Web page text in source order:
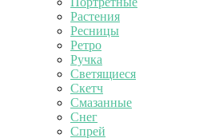
Растения
Ресницы
Ретро
Ручка
Светящиеся
Скетч
Смазанные
Снег
Спрей